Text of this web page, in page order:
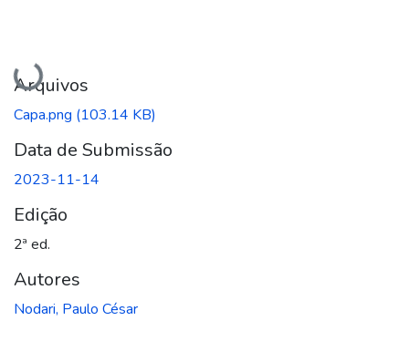
Carregando...
Arquivos
Capa.png (103.14 KB)
Data de Submissão
2023-11-14
Edição
2ª ed.
Autores
Nodari, Paulo César